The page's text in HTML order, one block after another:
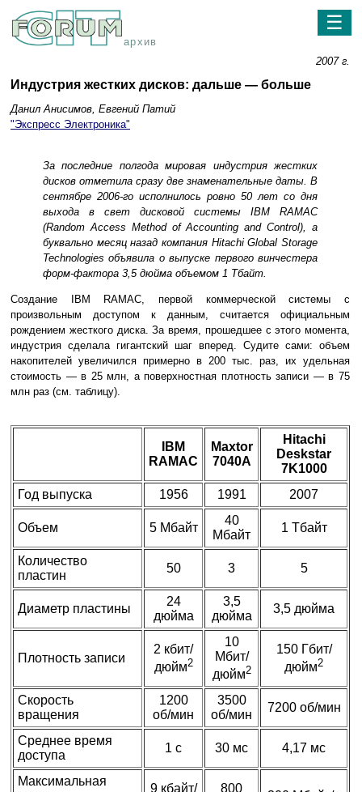
архив
☰
2007 г.
Индустрия жестких дисков: дальше — больше
Данил Анисимов, Евгений Патий
"Экспресс Электроника"
За последние полгода мировая индустрия жестких
дисков отметила сразу две знаменательные даты. В
сентябре 2006-го исполнилось ровно 50 лет со дня
выхода в свет дисковой системы IBM RAMAC
(Random Access Method of Accounting and Control), а
буквально месяц назад компания Hitachi Global Storage
Technologies объявила о выпуске первого винчестера
форм-фактора 3,5 дюйма объемом 1 Тбайт.
Создание IBM RAMAC, первой коммерческой системы с
произвольным доступом к данным, считается официальным
рождением жесткого диска. За время, прошедшее с этого момента,
индустрия сделала гигантский шаг вперед. Судите сами: объем
накопителей увеличился примерно в 200 тыс. раз, их удельная
стоимость — в 25 млн, а поверхностная плотность записи — в 75
млн раз (см. таблицу).
IBM
RAMAC
Maxtor
7040A
Hitachi
Deskstar
7K1000
Год выпуска
1956 1991 2007
Объем 5 Мбайт
40
Мбайт
1 Тбайт
Количество
пластин
50 3 5
Диаметр пластины
24
дюйма
3,5
дюйма
3,5 дюйма
Плотность записи
2 кбит/
дюйм2
10
Мбит/
дюйм2
150 Гбит/
дюйм2
Скорость
вращения
1200
об/мин
3500
об/мин
7200 об/мин
Среднее время
доступа
1 с 30 мс 4,17 мс
Максимальная
9 кбайт/
800